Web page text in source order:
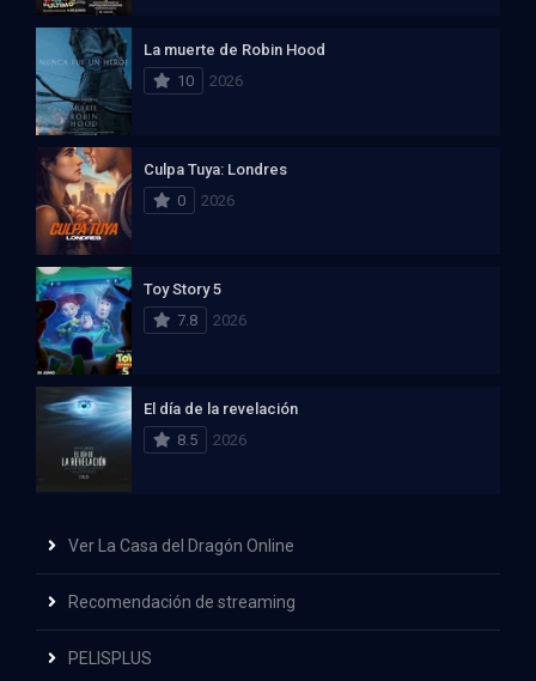
La muerte de Robin Hood
10
2026
Culpa Tuya: Londres
0
2026
Toy Story 5
7.8
2026
El día de la revelación
8.5
2026
Ver La Casa del Dragón Online
Recomendación de streaming
PELISPLUS